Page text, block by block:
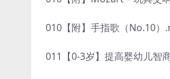
010【附】手指歌（No.10）
011【0-3岁】提高婴幼儿智